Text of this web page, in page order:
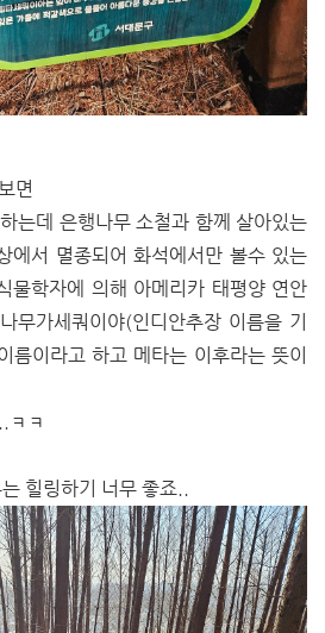
면
는데 은행나무 소철과 함께 살아있는
에서 멸종되어 화석에서만 볼수 있는
물학자에 의해 아메리카 태평양 연안
무가세쿼이야(인디안추장 이름을 기
름이라고 하고 메타는 이후라는 뜻이
ㅋㅋ
힐링하기 너무 좋죠..